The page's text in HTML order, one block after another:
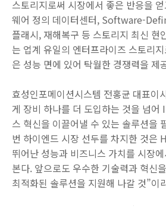
스토리지로써 시장에서 좋은 반응을
웨어 정의 데이터센터, Software-
플래시, 재해복구 등 스토리지 최신 현
는 업계 유일의 엔터프라이즈 스토리
은 성능 면에 있어 탁월한 경쟁력을 제
효성인포메이션시스템 전홍균 대표이
게 장비 하나를 더 도입하는 것을 넘어
스 혁신을 이끌어낼 수 있는 솔루션을
번 하이엔드 시장 선두를 차지한 것은
뛰어난 성능과 비즈니스 가치를 시장
본다. 앞으로도 우수한 기술력과 혁신
최적화된 솔루션을 지원해 나갈 것”이